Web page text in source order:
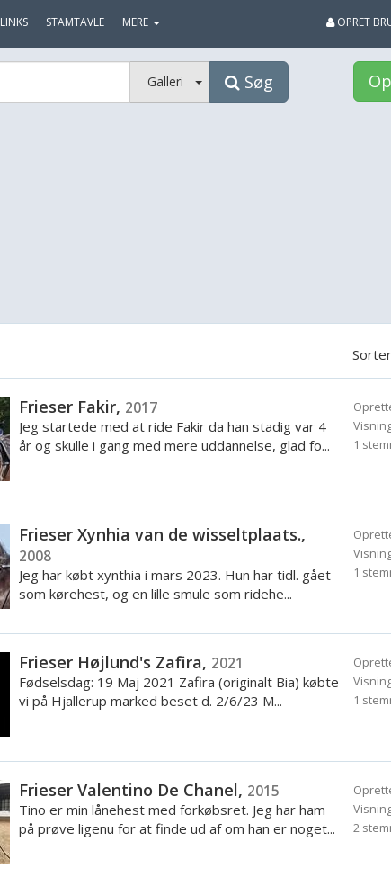
LINKS STAMTAVLE MERE OPRET
Galleri Søg
Frieser Fakir, 2017
Jeg startede med at ride Fakir da han stadig var 4
år og skulle i gang med mere uddannelse, glad fo...
1
Frieser Xynhia van de wisseltplaats.,
2008
Jeg har købt xynthia i mars 2023. Hun har tidl. gået
som kørehest, og en lille smule som ridehe...
1
Frieser Højlund's Zafira, 2021
Fødselsdag: 19 Maj 2021 Zafira (originalt Bia) købte
vi på Hjallerup marked beset d. 2/6/23 M...
1
Frieser Valentino De Chanel, 2015
Tino er min lånehest med forkøbsret. Jeg har ham
på prøve ligenu for at finde ud af om han er noget...
2